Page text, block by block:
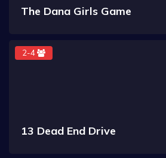
The Dana Girls Game
2-4
13 Dead End Drive